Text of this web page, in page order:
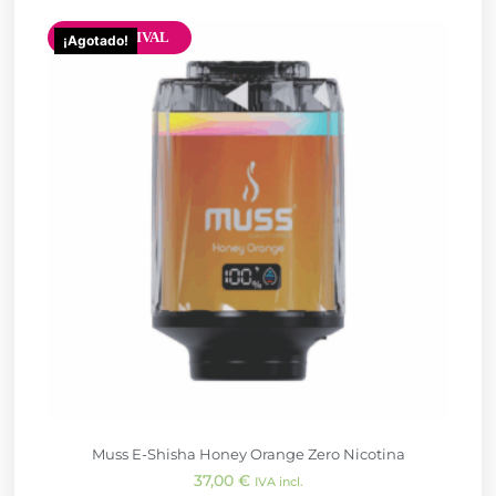
¡Agotado!
NEW ARRIVAL
Muss E-Shisha Honey Orange Zero Nicotina
37,00 € IVA incl.